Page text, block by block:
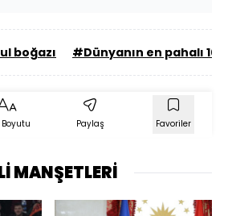
boğazı #Dünyanın en pahalı 10
Boyutu Paylaş Favoriler
MANŞETLERİ